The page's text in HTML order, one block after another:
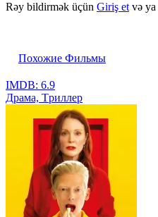
Rəy bildirmək üçün Giriş et və ya
Похожие Фильмы
IMDB: 6.9
Драма, Tриллер